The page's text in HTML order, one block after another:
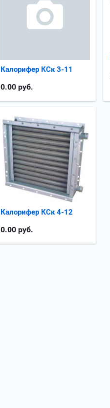
Калорифер КСк 3-11
0.00 руб.
Калорифер КСк 4-12
0.00 руб.